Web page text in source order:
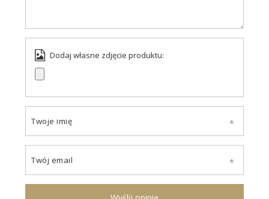
Dodaj własne zdjęcie produktu:
Twoje imię
Twój email